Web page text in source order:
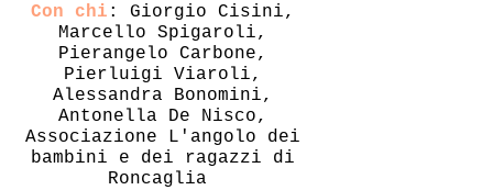
Con chi : Giorgio Cisini,
Marcello Spigaroli,
Pierangelo Carbone,
Pierluigi Viaroli,
Alessandra Bonomini,
Antonella De Nisco,
Associazione L'angolo dei
bambini e dei ragazzi di
Roncaglia